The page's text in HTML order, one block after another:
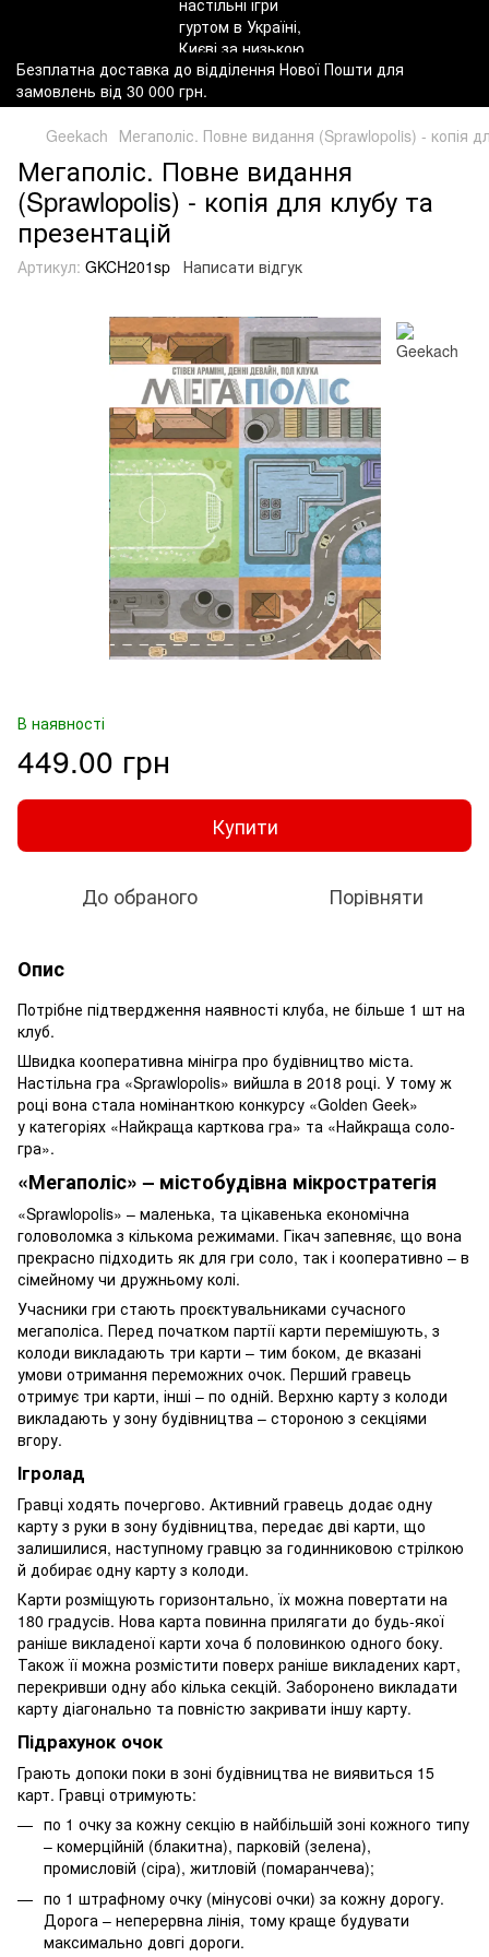
Безплатна доставка до відділення Нової Пошти для
замовлень від 30 000 грн.
Geekach Мегаполіс. Повне видання (Sprawlopolis) - копія
Мегаполіс. Повне видання
(Sprawlopolis) - копія для клубу та
презентацій
Артикул: GKCH201sp Написати відгук
В наявності
449.00 грн
Купити
До обраного Порівняти
Опис
Потрібне підтвердження наявності клуба, не більше 1 шт на
клуб.
Швидка кооперативна мінігра про будівництво міста.
Настільна гра «Sprawlopolis» вийшла в 2018 році. У тому ж
році вона стала номінанткою конкурсу «Golden Geek»
у категоріях «Найкраща карткова гра» та «Найкраща соло-
гра».
«Мегаполіс» – містобудівна мікростратегія
«Sprawlopolis» – маленька, та цікавенька економічна
головоломка з кількома режимами. Гікач запевняє, що вона
прекрасно підходить як для гри соло, так і кооперативно – в
сімейному чи дружньому колі.
Учасники гри стають проєктувальниками сучасного
мегаполіса. Перед початком партії карти перемішують, з
колоди викладають три карти – тим боком, де вказані
умови отримання переможних очок. Перший гравець
отримує три карти, інші – по одній. Верхню карту з колоди
викладають у зону будівництва – стороною з секціями
вгору.
Ігролад
Гравці ходять почергово. Активний гравець додає одну
карту з руки в зону будівництва, передає дві карти, що
залишилися, наступному гравцю за годинниковою стрілкою
й добирає одну карту з колоди.
Карти розміщують горизонтально, їх можна повертати на
180 градусів. Нова карта повинна прилягати до будь-якої
раніше викладеної карти хоча б половинкою одного боку.
Також її можна розмістити поверх раніше викладених карт,
перекривши одну або кілька секцій. Заборонено викладати
карту діагонально та повністю закривати іншу карту.
Підрахунок очок
Грають допоки поки в зоні будівництва не виявиться 15
карт. Гравці отримують:
по 1 очку за кожну секцію в найбільшій зоні кожного типу
– комерційній (блакитна), парковій (зелена),
промисловій (сіра), житловій (помаранчева);
по 1 штрафному очку (мінусові очки) за кожну дорогу.
Дорога – неперервна лінія, тому краще будувати
максимально довгі дороги.